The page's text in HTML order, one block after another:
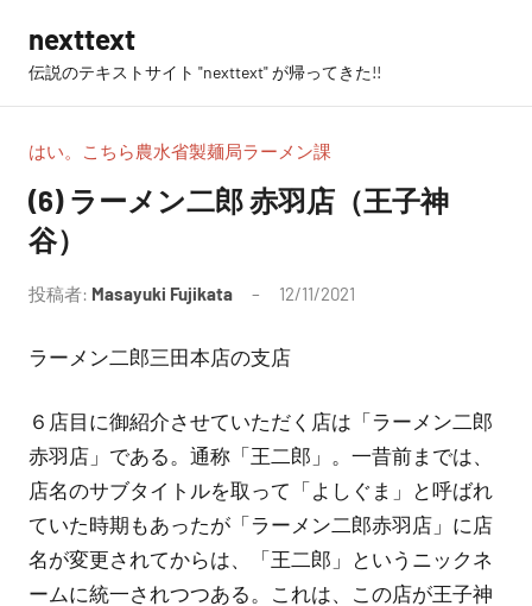
ン
nexttext
伝説のテキストサイト "nexttext" が帰ってきた!!
はい。こちら農水省製麺局ラーメン課
(6) ラーメン二郎 赤羽店（王子神
谷）
投稿者: Masayuki Fujikata 12/11/2021
は
あ
り
ま
せ
ん
ラーメン二郎三田本店の支店
６店目に御紹介させていただく店は「ラーメン二郎
赤羽店」である。通称「王二郎」。一昔前までは、
店名のサブタイトルを取って「よしぐま」と呼ばれ
ていた時期もあったが「ラーメン二郎赤羽店」に店
名が変更されてからは、「王二郎」というニックネ
ームに統一されつつある。これは、この店が王子神